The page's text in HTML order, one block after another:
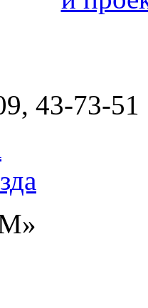
43-73-51